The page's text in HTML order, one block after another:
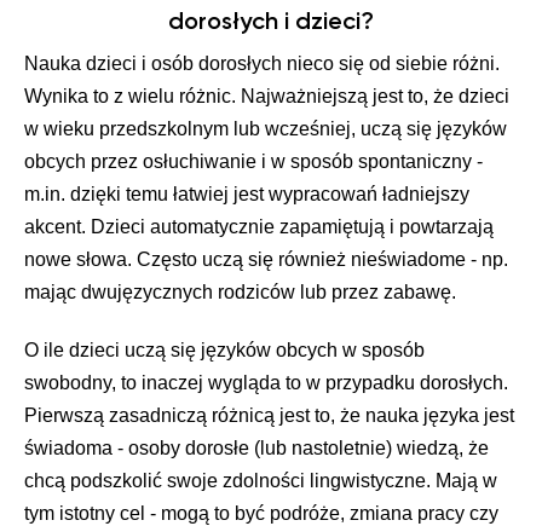
dorosłych i dzieci?
Nauka dzieci i osób dorosłych nieco się od siebie różni.
Wynika to z wielu różnic. Najważniejszą jest to, że dzieci
w wieku przedszkolnym lub wcześniej, uczą się języków
obcych przez osłuchiwanie i w sposób spontaniczny -
m.in. dzięki temu łatwiej jest wypracowań ładniejszy
akcent. Dzieci automatycznie zapamiętują i powtarzają
nowe słowa. Często uczą się również nieświadome - np.
mając dwujęzycznych rodziców lub przez zabawę.
O ile dzieci uczą się języków obcych w sposób
swobodny, to inaczej wygląda to w przypadku dorosłych.
Pierwszą zasadniczą różnicą jest to, że nauka języka jest
świadoma - osoby dorosłe (lub nastoletnie) wiedzą, że
chcą podszkolić swoje zdolności lingwistyczne. Mają w
tym istotny cel - mogą to być podróże, zmiana pracy czy